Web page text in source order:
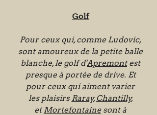
Golf
Pour ceux qui, comme Ludovic,
sont amoureux de la petite balle
blanche, le golf d'Apremontest
presque à portée de drive. Et
pour ceux qui aiment varier
les plaisirs Raray,Chantilly,
et Mortefontainesont à